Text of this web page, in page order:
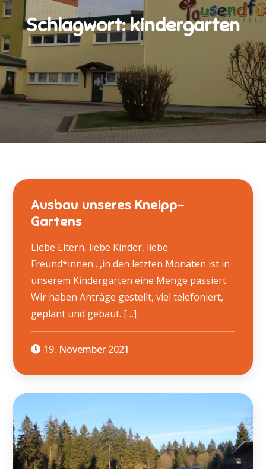
Schlagwort:kindergarten
Ausbau unseres Kneipp-
Gartens
Liebe Eltern, liebe Kinder, liebe
Freund*innen…,in den letzten Monaten ist in
unserem Kindergarten eine Menge passiert.
Wir haben Anträge gestellt, viel telefoniert,
geplant und gebaut. […]
19. November 2021